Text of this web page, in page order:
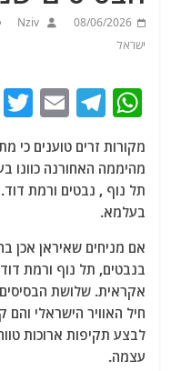
08/06/2026
Nziv
ישראל
W
at
s
A
p
p
T
e
g
m
E
ai
l
מקורות זרים טוענים כי
מהיממה האחורנה כוונו
תל נוף , נבטים ורמת
בעלמא.
אם מניחים שאיראן אכן
בנבטים, תל נוף ורמת
אקראית. שלושת
חיל האוויר הישראלי והם
לבצע תקיפות ארוכות
עצמה.